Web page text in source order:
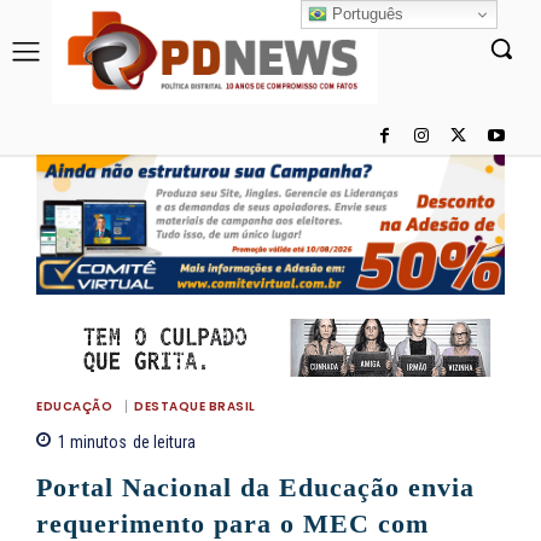
EDUCAÇÃO DESTAQUE BRASIL
1 minutos de leitura
Portal Nacional da Educação envia
requerimento para o MEC com
Português